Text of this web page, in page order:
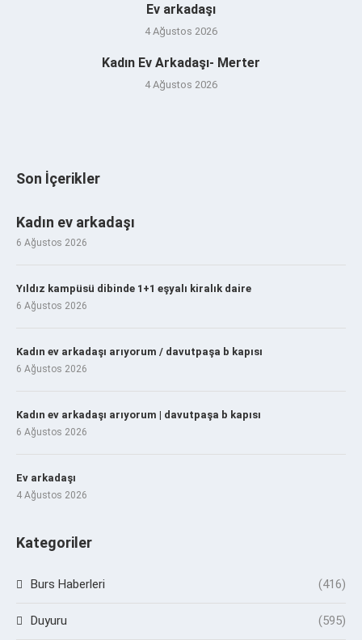
Ev arkadaşı
4 Ağustos 2026
Kadın Ev Arkadaşı- Merter
4 Ağustos 2026
Son İçerikler
Kadın ev arkadaşı
6 Ağustos 2026
Yıldız kampüsü dibinde 1+1 eşyalı kiralık daire
6 Ağustos 2026
Kadın ev arkadaşı arıyorum / davutpaşa b kapısı
6 Ağustos 2026
Kadın ev arkadaşı arıyorum | davutpaşa b kapısı
6 Ağustos 2026
Ev arkadaşı
4 Ağustos 2026
Kategoriler
Burs Haberleri (416)
Duyuru (595)